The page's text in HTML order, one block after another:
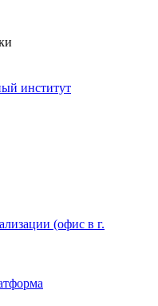
институт
(офис в г.